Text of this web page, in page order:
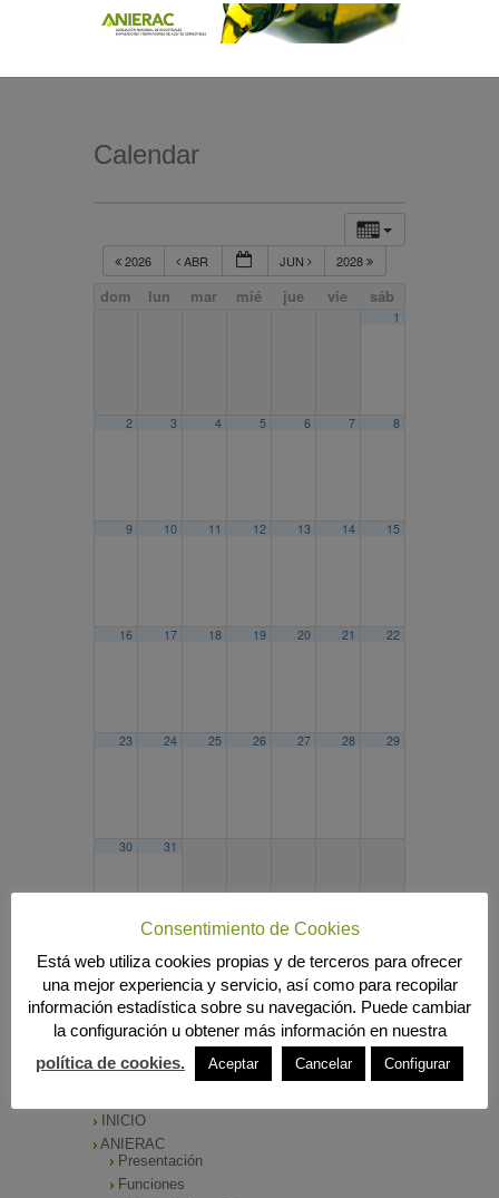
Calendar
2026 ABR JUN 2028
dom lun mar mié jue vie sáb
1
2 3 4 5 6 7 8
9 10 11 12 13 14 15
16 17 18 19 20 21 22
23 24 25 26 27 28 29
30 31
2026 ABR JUN 2028
Búsqueda
INICIO
ANIERAC
Presentación
Funciones
Consentimiento de Cookies
Está web utiliza cookies propias y de terceros para ofrecer
una mejor experiencia y servicio, así como para recopilar
información estadística sobre su navegación. Puede cambiar
la configuración u obtener más información en nuestra
política de cookies.
Aceptar Cancelar Configurar